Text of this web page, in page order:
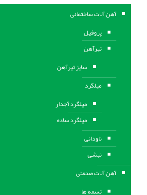
آهن آلات ساختمانی
پروفیل
تیرآهن
سایز تیرآهن
میلگرد
میلگرد آجدار
میلگرد ساده
ناودانی
نبشی
آهن آلات صنعتی
تسمه ها